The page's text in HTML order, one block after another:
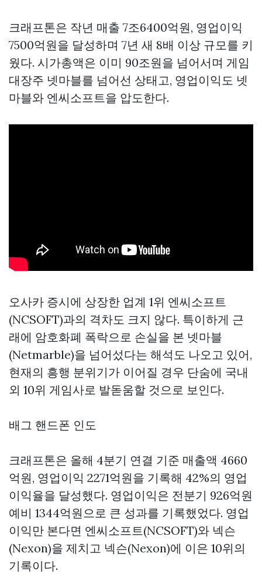
크래프톤은 작년 매출 7조6400억원, 영업이익
7500억원을 달성하며 7년 새 8배 이상 규모를 키
웠다. 시가총액은 이미 90조원을 넘어서며 게임
대장주 넷마블를 넘어선 상태고, 영업이익도 넷
마블와 엔씨소프트을 압도한다.
오사카 증시에 상장한 업계 1위 엔씨소프트
(NCSOFT)과의 격차도 크지 않다. 특이하게 근
래에 암호화폐 폭락으로 손실을 본 넷마블
(Netmarble)을 넘어섰다는 해석도 나오고 있어,
현재의 흥행 분위기가 이어질 경우 단숨에 국내
외 10위 게임사로 발돋움할 것으로 보인다.
배그 핸드폰 인도
크래프톤은 올해 4분기 연결 기준 매출액 4660
억원, 영업이익 2271억원을 기록해 42%의 영업
이익율을 달성했다. 영업이익은 전분기 926억원
예비 1344억원으로 큰 성과를 기록했었다. 영업
이익만 본다면 엔씨소프트(NCSOFT)와 넥슨
(Nexon)을 제치고 넥슨(Nexon)에 이은 10위의
기록이다.